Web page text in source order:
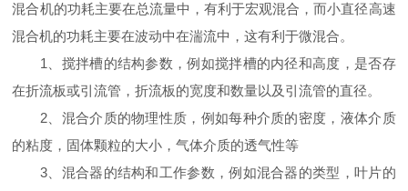
混合机的功耗主要在总流量中，有利于宏观混合，而小直径高速
混合机的功耗主要在波动中在湍流中，这有利于微混合。
1、搅拌槽的结构参数，例如搅拌槽的内径和高度，是否存
在折流板或引流管，折流板的宽度和数量以及引流管的直径。
2、混合介质的物理性质，例如每种介质的密度，液体介质
的粘度，固体颗粒的大小，气体介质的透气性等
3、混合器的结构和工作参数，例如混合器的类型，叶片的